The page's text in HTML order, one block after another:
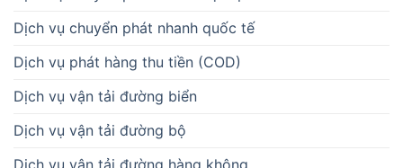
Dịch vụ chuyển phát nhanh quốc tế
Dịch vụ phát hàng thu tiền (COD)
Dịch vụ vận tải đường biển
Dịch vụ vận tải đường bộ